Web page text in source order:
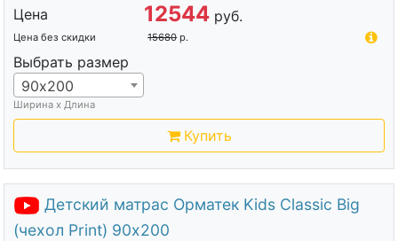
Цена 12544 руб.
Цена без скидки 15680 р.
Выбрать размер
90х200
Ширина х Длина
Купить
Детский матрас Орматек Kids Classic Big
(чехол Print) 90х200